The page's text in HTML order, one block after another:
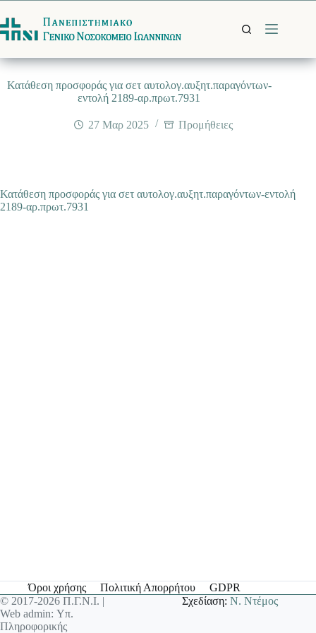
στο
περιεχόμενο
Κατάθεση προσφοράς για σετ αυτολογ.αυξητ.παραγόντων-
εντολή 2189-αρ.πρωτ.7931
27 Μαρ 2025 Προμήθειες
Κατάθεση προσφοράς για σετ αυτολογ.αυξητ.παραγόντων-εντολή
2189-αρ.πρωτ.7931
Όροι χρήσης Πολιτική Απορρήτου
GDPR
© 2017-2026 Π.Γ.Ν.Ι. |
Web admin: Υπ.
Πληροφορικής
Σχεδίαση:Ν. Ντέμος